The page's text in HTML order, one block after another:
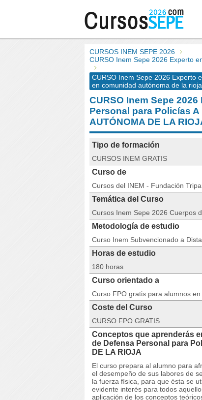
CURSOS INEM SEPE 2026
CURSO Inem Sepe 2026 Experto
CURSO Inem Sepe 2026 Experto
en comunidad autónoma de la rioja
CURSO Inem Sepe
Personal para Policías A
AUTÓNOMA DE LA
Tipo de formación
CURSOS INEM GRATIS
Curso de
Cursos del INEM - Fundación
Temática del Curso
Cursos Inem Sepe 2026 Cuerpos
Metodología de estudio
Curso Inem Subvencionado a
Horas de estudio
180 horas
Curso orientado a
Curso FPO gratis para alumnos en
Coste del Curso
CURSO FPO GRATIS
Conceptos que aprenderás
de Defensa Personal para
DE LA RIOJA
El curso prepara al alumno para
el desempeño de sus labores de
la fuerza física, para que ésta se
evidente interés para todos
aplicación de los conceptos